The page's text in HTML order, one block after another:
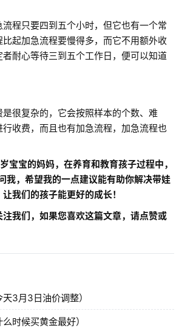
程只要四到五个小时，但它也有一个常
起加急流程要慢得多，而它不用额外收
耐心等待三到五个工作日，便可以知道
很复杂的，它会按照样本的个数、难
收费，而且也有加急流程，加急流程也
宝宝的妈妈，在养育和教育孩子过程中，
我，希望我的一点建议能有助你解决带娃
我们的孩子能更好的成长！
我们，如果您喜欢这篇文章，请点赞或
3月3日油价调整）
时候买黄金最好）